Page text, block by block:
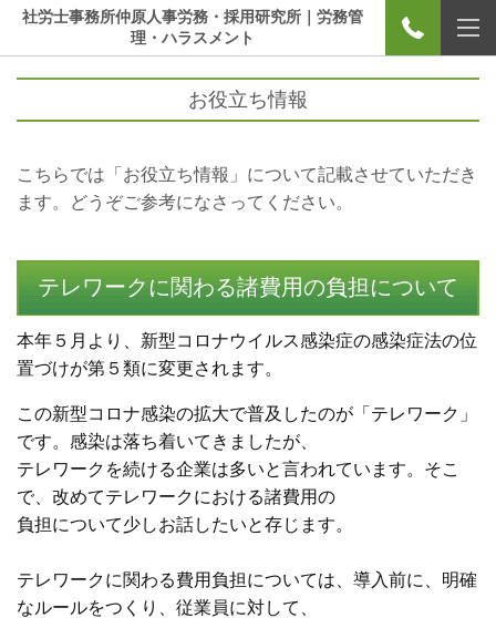
社労士事務所仲原人事労務・採用研究所｜労務管
理・ハラスメント
お役立ち情報
こちらでは「お役立ち情報」について記載させていただき
ます。どうぞご参考になさってください。
テレワークに関わる諸費用の負担について
本年５月より、新型コロナウイルス感染症の感染症法の位
置づけが第５類に変更されます。
この新型コロナ感染の拡大で普及したのが「 テレワーク」
です。感染は落ち着いてきましたが、
テレワークを続ける企業は多いと言われています。そこ
で、改めてテレワークにおける諸費用の
負担について少しお話したいと存じます。
テレワークに関わる費用負担については、導入前に、 明確
なルールをつくり、従業員に対して、